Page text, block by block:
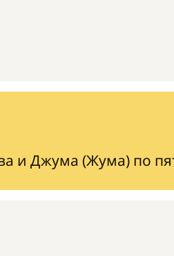
и Джума (Жума) по